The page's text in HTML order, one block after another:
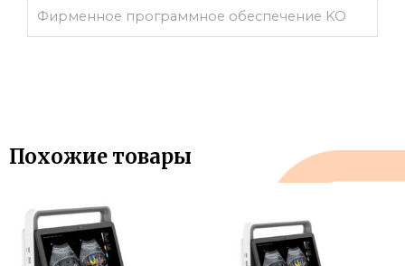
Фирменное программное обеспечение KO
Похожие товары